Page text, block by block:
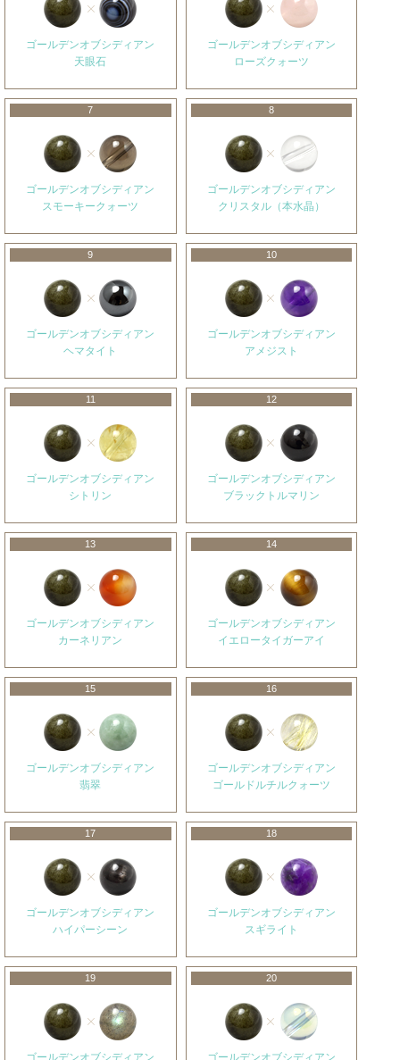
ゴールデンオブシディアン
天眼石
ゴールデンオブシディアン
ローズクォーツ
7
ゴールデンオブシディアン
スモーキークォーツ
8
ゴールデンオブシディアン
クリスタル（本水晶）
9
ゴールデンオブシディアン
ヘマタイト
10
ゴールデンオブシディアン
アメジスト
11
ゴールデンオブシディアン
シトリン
12
ゴールデンオブシディアン
ブラックトルマリン
13
ゴールデンオブシディアン
カーネリアン
14
ゴールデンオブシディアン
イエロータイガーアイ
15
ゴールデンオブシディアン
翡翠
16
ゴールデンオブシディアン
ゴールドルチルクォーツ
17
ゴールデンオブシディアン
ハイパーシーン
18
ゴールデンオブシディアン
スギライト
19 20